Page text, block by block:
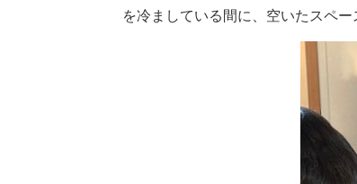
を冷ましている間に、空いたスペー